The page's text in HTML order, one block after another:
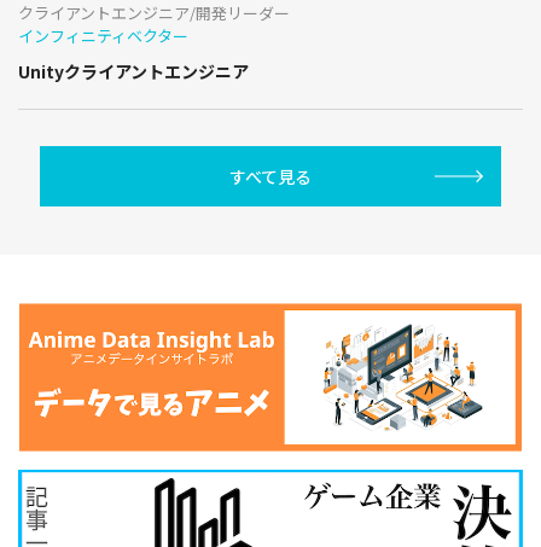
クライアントエンジニア/開発リーダー
インフィニティベクター
Unityクライアントエンジニア
すべて見る